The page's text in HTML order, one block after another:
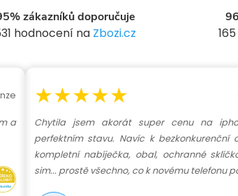
zákazníků doporučuje
hodnocení na Zbozi.cz
a
★★★★★
Chytila jsem akorát super cenu na
perfektním stavu. Navíc k
kompletní nabíječka, obal, ochranné
sim... prostě všechno, co k novému telefonu